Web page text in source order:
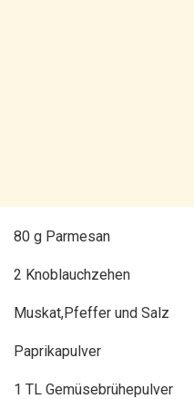
80 g Parmesan
2 Knoblauchzehen
Muskat,Pfeffer und Salz
Paprikapulver
1 TL Gemüsebrühepulver